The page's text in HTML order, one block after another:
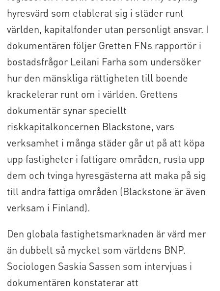
hyresvärd som etablerat sig i städer runt
världen, kapitalfonder utan personligt ansvar. I
dokumentären följer Gretten FNs rapportör i
bostadsfrågor Leilani Farha som undersöker
hur den mänskliga rättigheten till boende
krackelerar runt om i världen. Grettens
dokumentär synar speciellt
riskkapitalkoncernen Blackstone, vars
verksamhet i många städer går ut på att köpa
upp fastigheter i fattigare områden, rusta upp
dem och tvinga hyresgästerna att maka på sig
till andra fattiga områden (Blackstone är även
verksam i Finland).
Den globala fastighetsmarknaden är värd mer
än dubbelt så mycket som världens BNP.
Sociologen Saskia Sassen som intervjuas i
dokumentären konstaterar att